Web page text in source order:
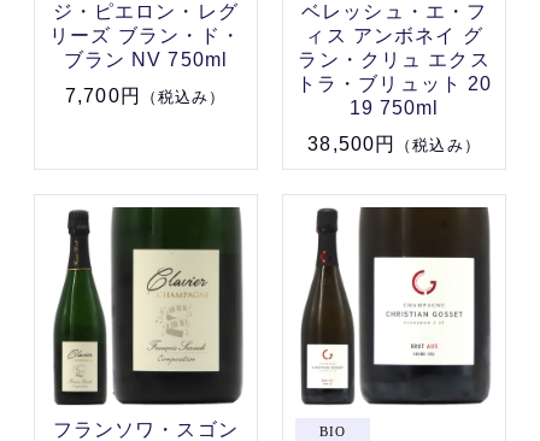
ジ・ピエロン・レグ
リーズ ブラン・ド・
ブラン NV 750ml
7,700円
（税込み）
ベレッシュ・エ・フ
ィス アンボネイ グ
ラン・クリュ エクス
トラ・ブリュット 20
19 750ml
38,500円
（税込み）
フランソワ・スゴン